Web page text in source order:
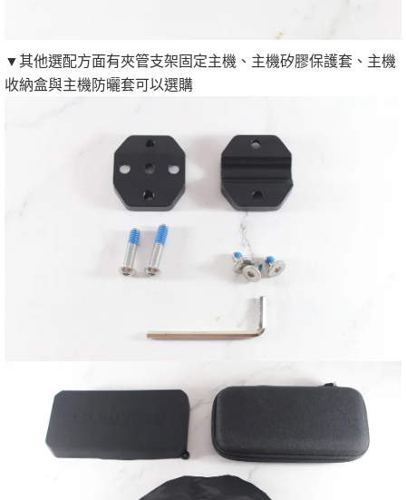
▼其他選配方面有夾管支架固定主機、主機矽膠保護套、主機
收納盒與主機防曬套可以選購